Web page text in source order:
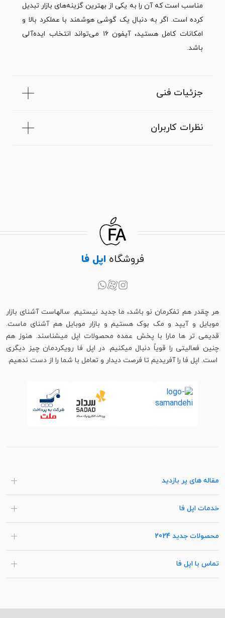
مناسب است که آن را به یکی از بهترین گزینه‌های بازار تبدیل
کرده است. اگر به دنبال یک گوشی هوشمند با عملکرد بالا و
امکانات کامل هستید، آیفون ۱۶ می‌تواند انتخاب ایده‌آلی
باشد.
جزئیات فنی
نظرات کاربران
فروشگاه اپل فا
هر چقدر هم تفکرمان نو باشد، ما جدید نیستیم. سالهاست آشنای بازار
موبایل و آیپد و مک بوک هستیم و بازار موبایل هم آشنای ماست.
قدیمی تر ها مارا با پخش عمده محصولات اپل میشناسند. هنوز هم
چنین فعالیتی را قویاً دنبال میکنیم. در اپل فا رویکردمان چیز دیگری
است. اپل فا را آفریدیم تا فرصت دیدار و تعامل با شما را از دست ندهیم.
مقاله های پر بازدید
خدمات اپل فا
محصولات جدید 2024
تماس با اپل فا